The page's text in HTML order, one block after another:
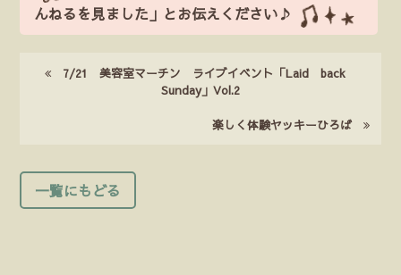
んねるを見ました」とお伝えください♪
7/21 美容室マーチン ライブイベント「Laid back
Sunday」Vol.2
楽しく体験ヤッキーひろば
一覧にもどる